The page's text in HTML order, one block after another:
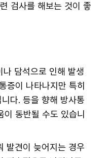
검사를 해보는 것이 좋
나 담석으로 인해 발생
증이 나타나지만 특히
다. 등을 향해 방사통
동반될 수도 있습니
발견이 늦어지는 경우